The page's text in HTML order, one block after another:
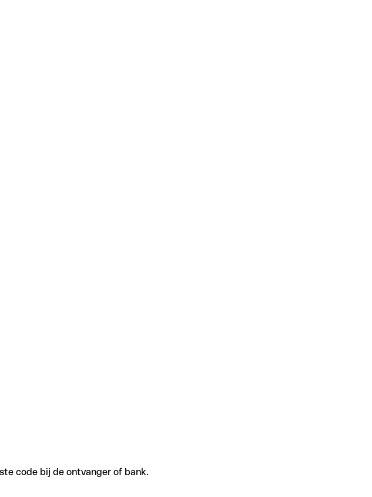
code bij de ontvanger of bank.